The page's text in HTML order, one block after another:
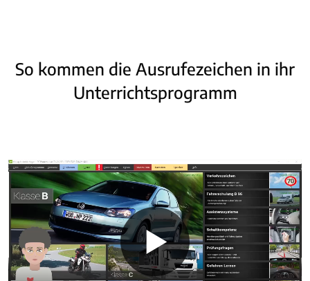
So kommen die Ausrufezeichen in ihr
Unterrichtsprogramm